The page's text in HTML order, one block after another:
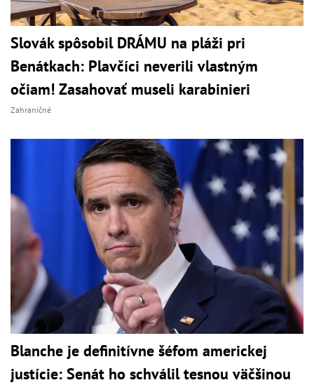
Slovák spôsobil DRÁMU na pláži pri
Benátkach: Plavčíci neverili vlastným
očiam! Zasahovať museli karabinieri
Zahraničné
Blanche je definitívne šéfom americkej
justície: Senát ho schválil tesnou väčšinou